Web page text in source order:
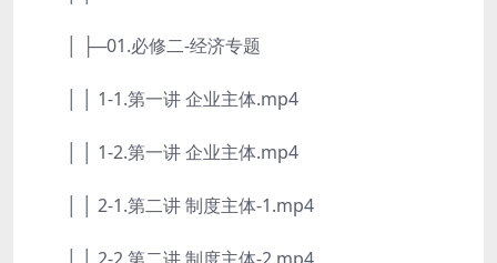
│ ├─01.必修二-经济专题
│ │ 1-1.第一讲 企业主体.mp4
│ │ 1-2.第一讲 企业主体.mp4
│ │ 2-1.第二讲 制度主体-1.mp4